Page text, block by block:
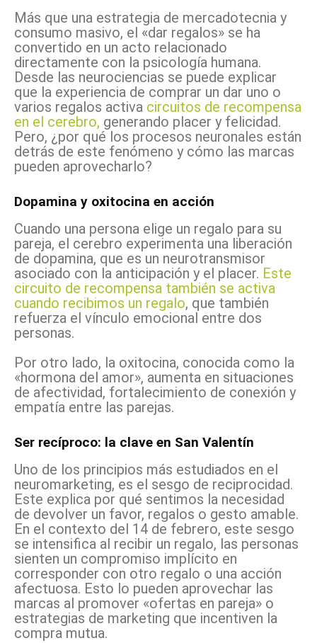
Más que una estrategia de mercadotecnia y
consumo masivo, el «dar regalos» se ha
convertido en un acto relacionado
directamente con la psicología humana.
Desde las neurociencias se puede explicar
que la experiencia de comprar un dar uno o
varios regalos activa circuitos de recompensa
en el cerebro, generando placer y felicidad.
Pero, ¿por qué los procesos neuronales están
detrás de este fenómeno y cómo las marcas
pueden aprovecharlo?
Dopamina y oxitocina en acción
Cuando una persona elige un regalo para su
pareja, el cerebro experimenta una liberación
de dopamina, que es un neurotransmisor
asociado con la anticipación y el placer. Este
circuito de recompensa también se activa
cuando recibimos un regalo, que también
refuerza el vínculo emocional entre dos
personas.
Por otro lado, la oxitocina, conocida como la
«hormona del amor», aumenta en situaciones
de afectividad, fortalecimiento de conexión y
empatía entre las parejas.
Ser recíproco: la clave en San Valentín
Uno de los principios más estudiados en el
neuromarketing, es el sesgo de reciprocidad.
Este explica por qué sentimos la necesidad
de devolver un favor, regalos o gesto amable.
En el contexto del 14 de febrero, este sesgo
se intensifica al recibir un regalo, las personas
sienten un compromiso implícito en
corresponder con otro regalo o una acción
afectuosa. Esto lo pueden aprovechar las
marcas al promover «ofertas en pareja» o
estrategias de marketing que incentiven la
compra mutua.